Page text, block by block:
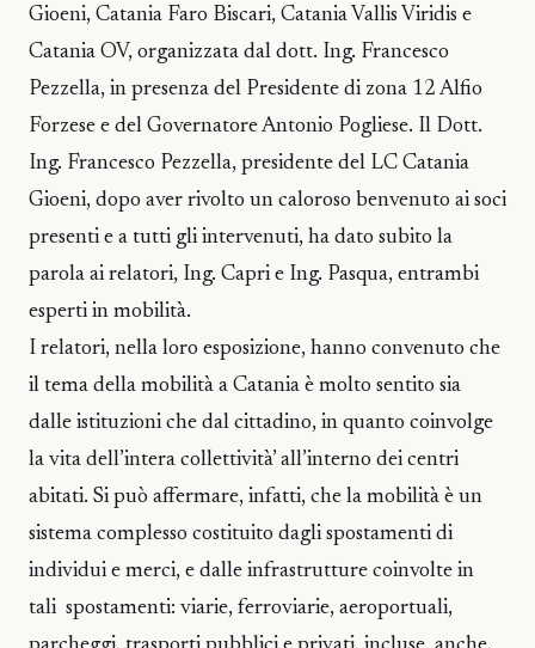
Gioeni, Catania Faro Biscari, Catania Vallis Viridis e
Catania OV, organizzata dal dott. Ing. Francesco
Pezzella, in presenza del Presidente di zona 12 Alfio
Forzese e del Governatore Antonio Pogliese. Il Dott.
Ing. Francesco Pezzella, presidente del LC Catania
Gioeni, dopo aver rivolto un caloroso benvenuto ai soci
presenti e a tutti gli intervenuti, ha dato subito la
parola ai relatori, Ing. Capri e Ing. Pasqua, entrambi
esperti in mobilità.
I relatori, nella loro esposizione, hanno convenuto che
il tema della mobilità a Catania è molto sentito sia
dalle istituzioni che dal cittadino, in quanto coinvolge
la vita dell’intera collettività’ all’interno dei centri
abitati. Si può affermare, infatti, che la mobilità è un
sistema complesso costituito dagli spostamenti di
individui e merci, e dalle infrastrutture coinvolte in
tali spostamenti: viarie, ferroviarie, aeroportuali,